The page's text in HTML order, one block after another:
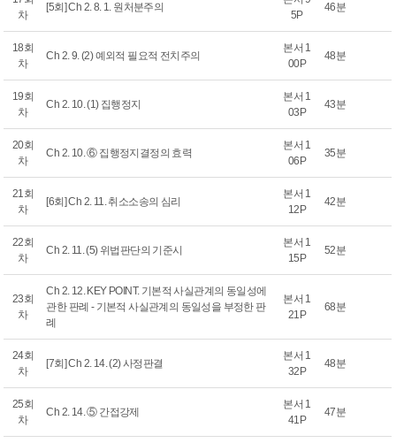
차
[5회] Ch 2. 8. 1. 원처분주의
5P
46분
18회
차
Ch 2. 9. (2) 예외적 필요적 전치주의
본서 1
00P
48분
19회
차
Ch 2. 10. (1) 집행정지
본서 1
03P
43분
20회
차
Ch 2. 10. ⑥ 집행정지결정의 효력
본서 1
06P
35분
21회
차
[6회] Ch 2. 11. 취소소송의 심리
본서 1
12P
42분
22회
차
Ch 2. 11. (5) 위법판단의 기준시
본서 1
15P
52분
23회
차
Ch 2. 12. KEY POINT. 기본적 사실관계의 동일성에
관한 판례 - 기본적 사실관계의 동일성을 부정한 판
례
본서 1
21P
68분
24회
차
[7회] Ch 2. 14. (2) 사정판결
본서 1
32P
48분
25회
차
Ch 2. 14. ⑤ 간접강제
본서 1
41P
47분